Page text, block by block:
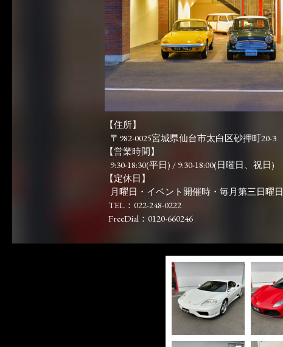
【住所】
〒982-0025宮城県仙台市太白区砂押町20-3
【営業時間】
9:30-18:30(平日) / 9:30-18:00(日曜日、祝日)
【定休日】
月曜日・イベント開催時・毎月第三日曜日
TEL：022-248-0222
FreeDial：0120-660246